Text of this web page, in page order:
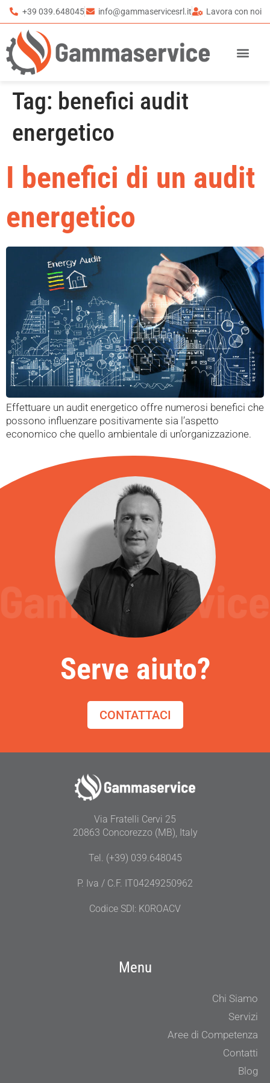
+39 039.648045 info@gammaservicesrl.it Lavora con noi
Tag: benefici audit
energetico
I benefici di un audit
energetico
Effettuare un audit energetico offre numerosi benefici che
possono influenzare positivamente sia l’aspetto
economico che quello ambientale di un’organizzazione.
Serve aiuto?
CONTATTACI
Via Fratelli Cervi 25
20863 Concorezzo (MB), Italy
Tel. (+39) 039.648045
P. Iva / C.F. IT04249250962
Codice SDI: K0ROACV
Menu
Chi Siamo
Servizi
Aree di Competenza
Contatti
Blog